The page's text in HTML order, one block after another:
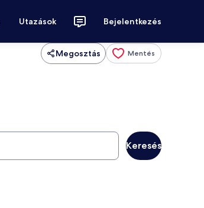
Utazások Bejelentkezés
Megosztás Mentés
Keresés